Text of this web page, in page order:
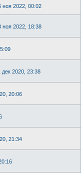
ноя 2022, 00:02
ноя 2022, 18:38
дек 2020, 23:38
20:06
21:34